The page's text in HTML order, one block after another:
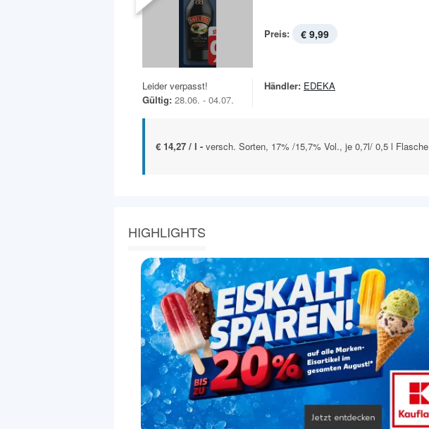
Preis: € 9,99
Leider verpasst!
Gültig: 28.06. - 04.07.
Händler: EDEKA
€ 14,27 / l - versch. Sorten, 17% /15,7% Vol., je 0,7l/ 0,5 l Flasche
HIGHLIGHTS